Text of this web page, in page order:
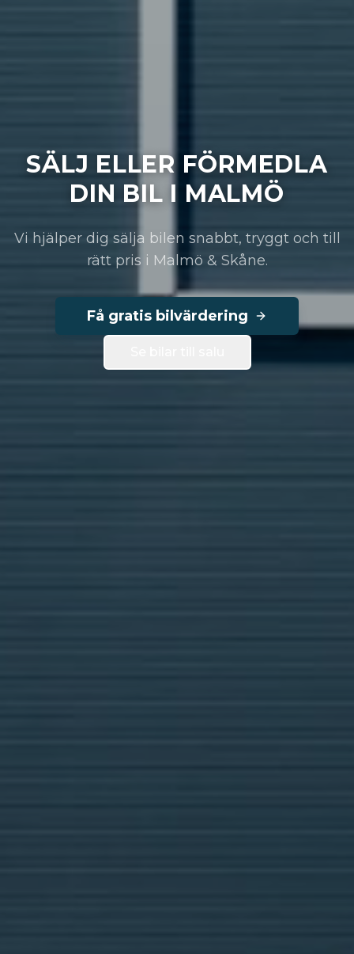
SÄLJ ELLER FÖRMEDLA
DIN BIL I MALMÖ
Vi hjälper dig sälja bilen snabbt, tryggt och till
rätt pris i Malmö & Skåne.
Få gratis bilvärdering